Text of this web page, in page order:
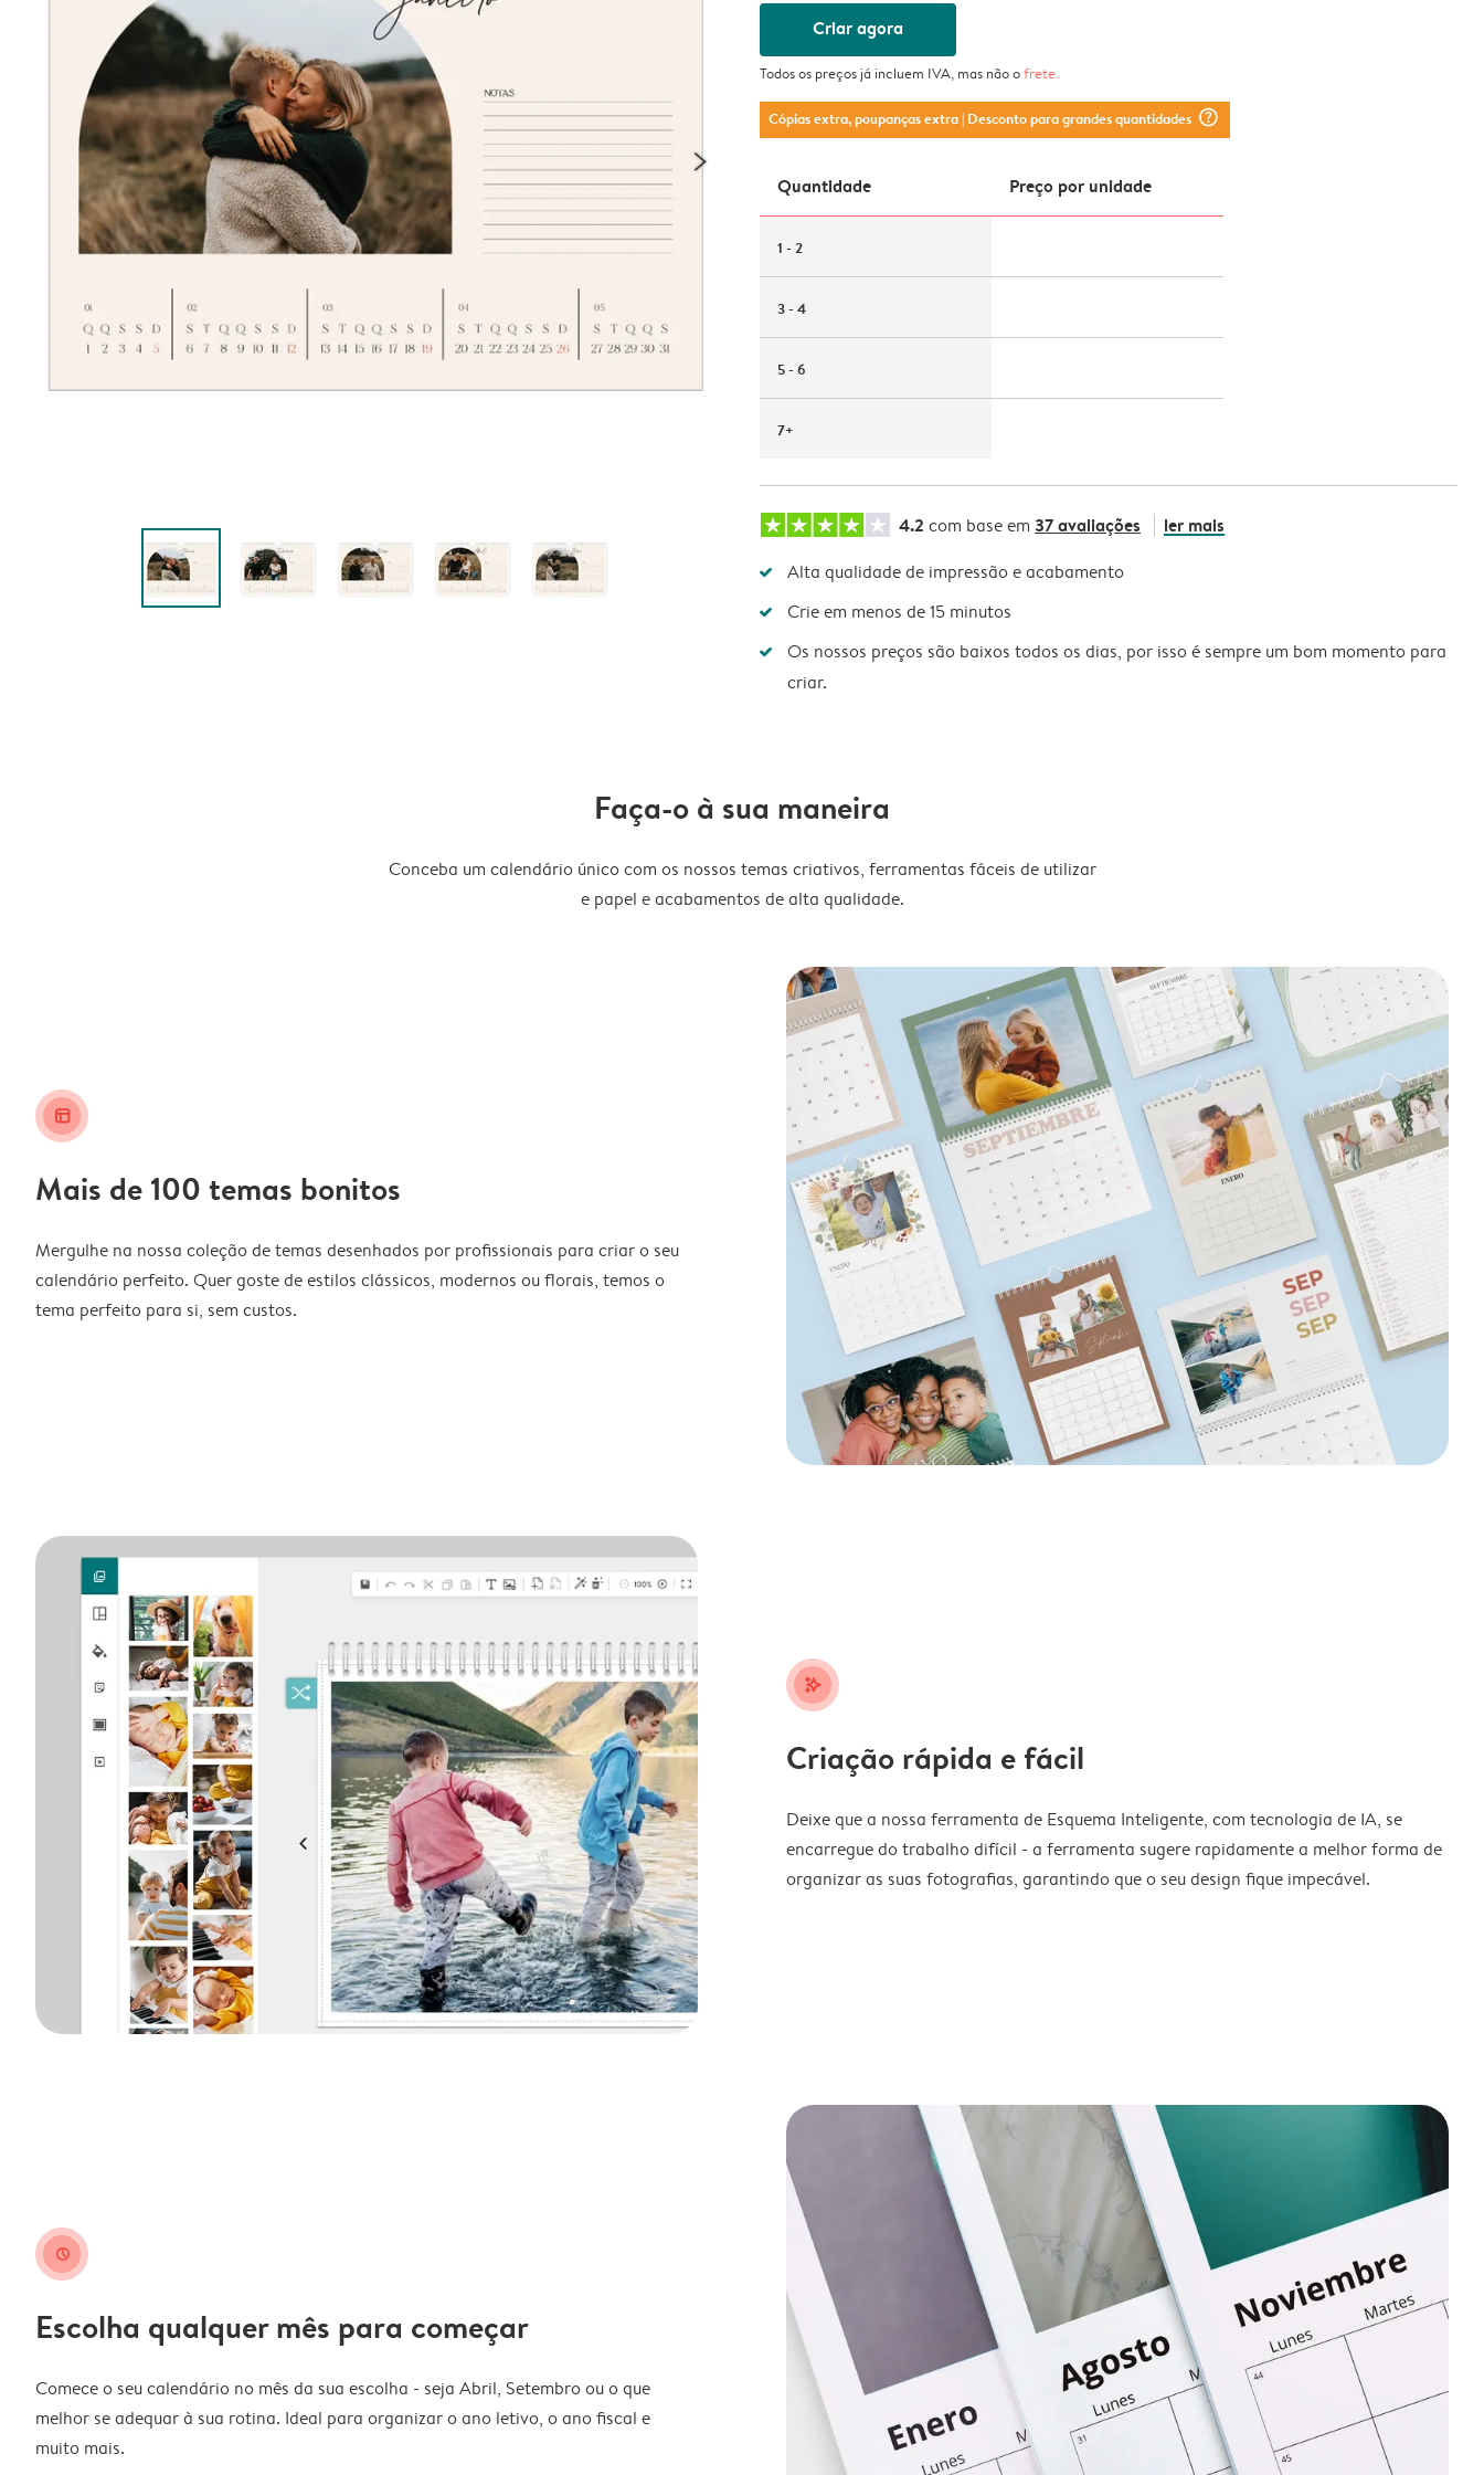
Criar agora
Todos os preços já incluem IVA, mas não ofrete.
Cópias extra, poupanças extra| Desconto para grandes quantidades question_mark_circle
Quantidade Preço por unidade
1 - 2
3 - 4
5 - 6
7+
4.2 com base em 37 avaliações ler mais
Alta qualidade de impressão e acabamento
Crie em menos de 15 minutos
Os nossos preços são baixos todos os dias, por isso é sempre um bom momento para
criar.
Faça-o à sua maneira
Conceba um calendário único com os nossos temas criativos, ferramentas fáceis de utilizar
e papel e acabamentos de alta qualidade.
layout_alt
Mais de 100 temas bonitos
Mergulhe na nossa coleção de temas desenhados por profissionais para criar o seu
calendário perfeito. Quer goste de estilos clássicos, modernos ou florais, temos o
tema perfeito para si, sem custos.
stars_plus
Criação rápida e fácil
Deixe que a nossa ferramenta de Esquema Inteligente, com tecnologia de IA, se
encarregue do trabalho difícil - a ferramenta sugere rapidamente a melhor forma de
organizar as suas fotografias, garantindo que o seu design fique impecável.
clock
Escolha qualquer mês para começar
Comece o seu calendário no mês da sua escolha - seja Abril, Setembro ou o que
melhor se adequar à sua rotina. Ideal para organizar o ano letivo, o ano fiscal e
muito mais.